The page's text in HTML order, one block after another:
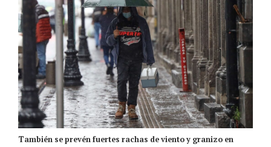
También se prevén fuertes rachas de viento y granizo en